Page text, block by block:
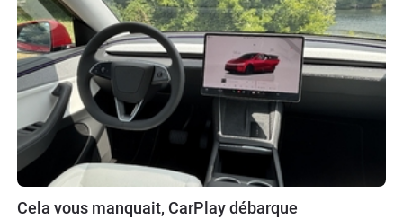
Cela vous manquait, CarPlay débarque